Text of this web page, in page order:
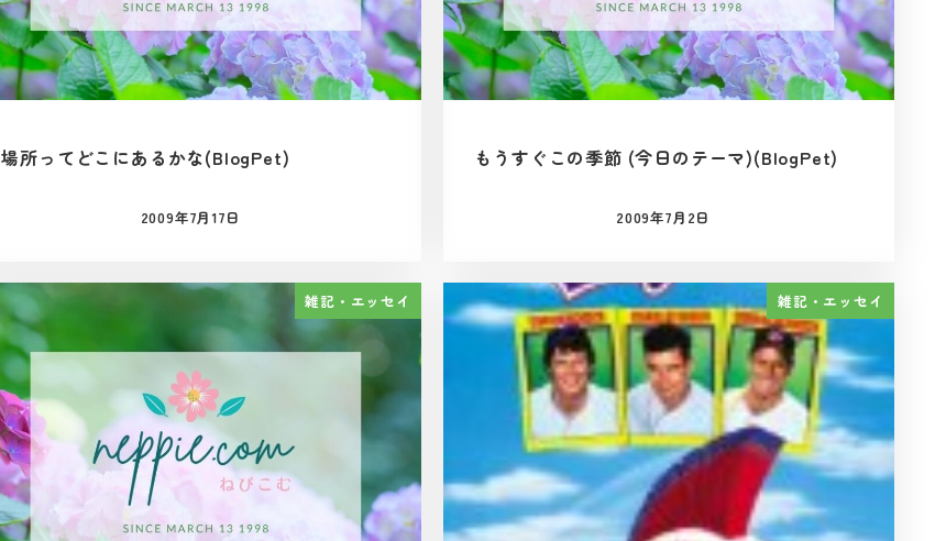
場所ってどこにあるかな(BlogPet)
投稿日
2009年7月17日
もうすぐこの季節 (今日のテーマ)(BlogPet)
投稿日
2009年7月2日
雑記・エッセイ 雑記・エッセイ